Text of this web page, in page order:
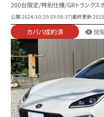
200台限定/特別仕様/GRトランクス
公開2024/10/29 09:06:37|最終更新
カババ成約済 閲